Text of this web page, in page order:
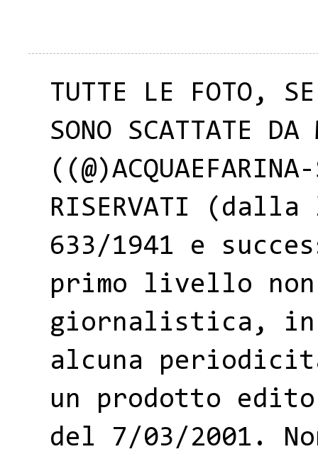
TUTTE LE FOTO,
SONO SCATTATE
RISERVATI
633/1941 e
primo livello
giornalistica, in
alcuna
un prodotto
del 7/03/2001.